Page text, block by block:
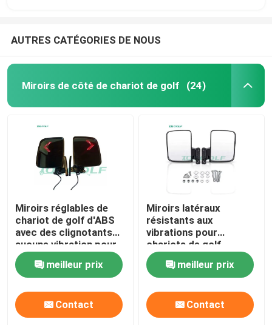
AUTRES CATÉGORIES DE NOUS
Miroirs de côté de chariot de golf (24)
Miroirs réglables de
chariot de golf d'ABS
avec des clignotants
aucune vibration pour
la voiture de club de
voiture de golf
meilleur prix
Contact
Miroirs latéraux
résistants aux
vibrations pour
chariots de golf
meilleur prix
Contact